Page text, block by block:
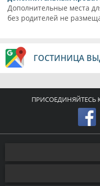
Дополнительные места
без родителей не
ГОСТИНИЦА
ПРИСОЕДИНЯЙТЕСЬ